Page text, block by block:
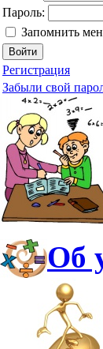
Пароль:
Запомнить
Регистрация
Забыли свой
Об